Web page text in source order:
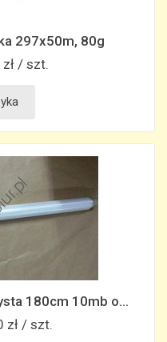
297x50m, 80g
/ szt.
180cm 10mb o...
zł / szt.